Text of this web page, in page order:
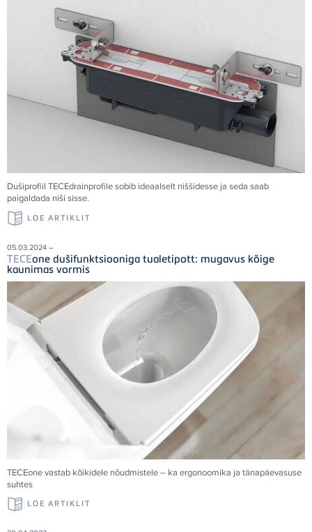
Dušiprofiil TECEdrainprofile sobib ideaalselt niššidesse ja seda saab
paigaldada niši sisse.
LOE ARTIKLIT
05.03.2024 –
TECEone dušifunktsiooniga tualetipott: mugavus kõige
kaunimas vormis
TECEone vastab kõikidele nõudmistele – ka ergonoomika ja tänapäevasuse
suhtes
LOE ARTIKLIT